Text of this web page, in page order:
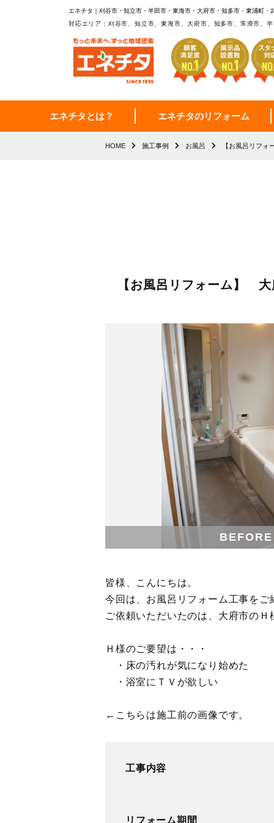
エネチタ｜刈谷市・知立市・半田市・東海市・大府市・知多市・東浦町・
対応エリア：刈谷市、知立市、東海市、大府市、知多市、常滑市、
エネチタとは？ エネチタのリフォーム
HOME 施工事例 お風呂 【お風呂リフ
【お風呂リフォーム】
BEFORE
皆様、こんにちは。
今回は、お風呂リフォーム工事を
ご依頼いただいたのは、大府市のＨ
Ｈ様のご要望は・・・
・床の汚れが気になり始めた
・浴室にＴＶが欲しい
←こちらは施工前の画像です。
工事内容
リフォーム期間